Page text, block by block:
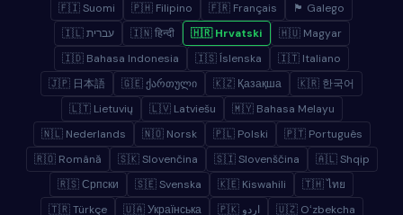
🇫🇮 Suomi
🇵🇭 Filipino 🇫🇷 Français
🏴 Galego
🇮🇱 עברית
🇮🇳 हिन्दी 🇭🇷 Hrvatski
🇭🇺 Magyar
🇮🇩 Bahasa Indonesia
🇮🇸 Íslenska
🇮🇹 Italiano
🇯🇵 日本語
🇬🇪 ქართული 🇰🇿 Қазақша
🇰🇷 한국어
🇱🇹 Lietuvių
🇱🇻 Latviešu
🇲🇾 Bahasa Melayu
🇳🇱 Nederlands
🇳🇴 Norsk 🇵🇱 Polski
🇵🇹 Português
🇷🇴 Română
🇸🇰 Slovenčina 🇸🇮 Slovenščina
🇦🇱 Shqip
🇷🇸 Српски
🇸🇪 Svenska 🇰🇪 Kiswahili
🇹🇭 ไทย
🇹🇷 Türkçe
🇺🇦 Українська 🇵🇰 اردو 🇺🇿 Oʻzbekcha